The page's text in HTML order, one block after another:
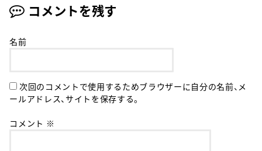
コメントを残す
名前
次回のコメントで使用するためブラウザーに自分の名前、メ
ールアドレス、サイトを保存する。
コメント ※